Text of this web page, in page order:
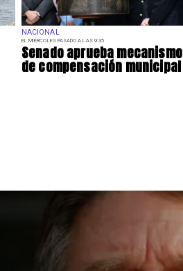
NACIONAL
EL MIÉRCOLES PASADO A LAS 9:35
Senado aprueba mecanismo
de compensación municipal